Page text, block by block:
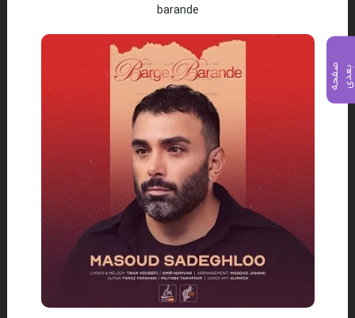
barande
ص
ف
ح
ه ب ع
د ی